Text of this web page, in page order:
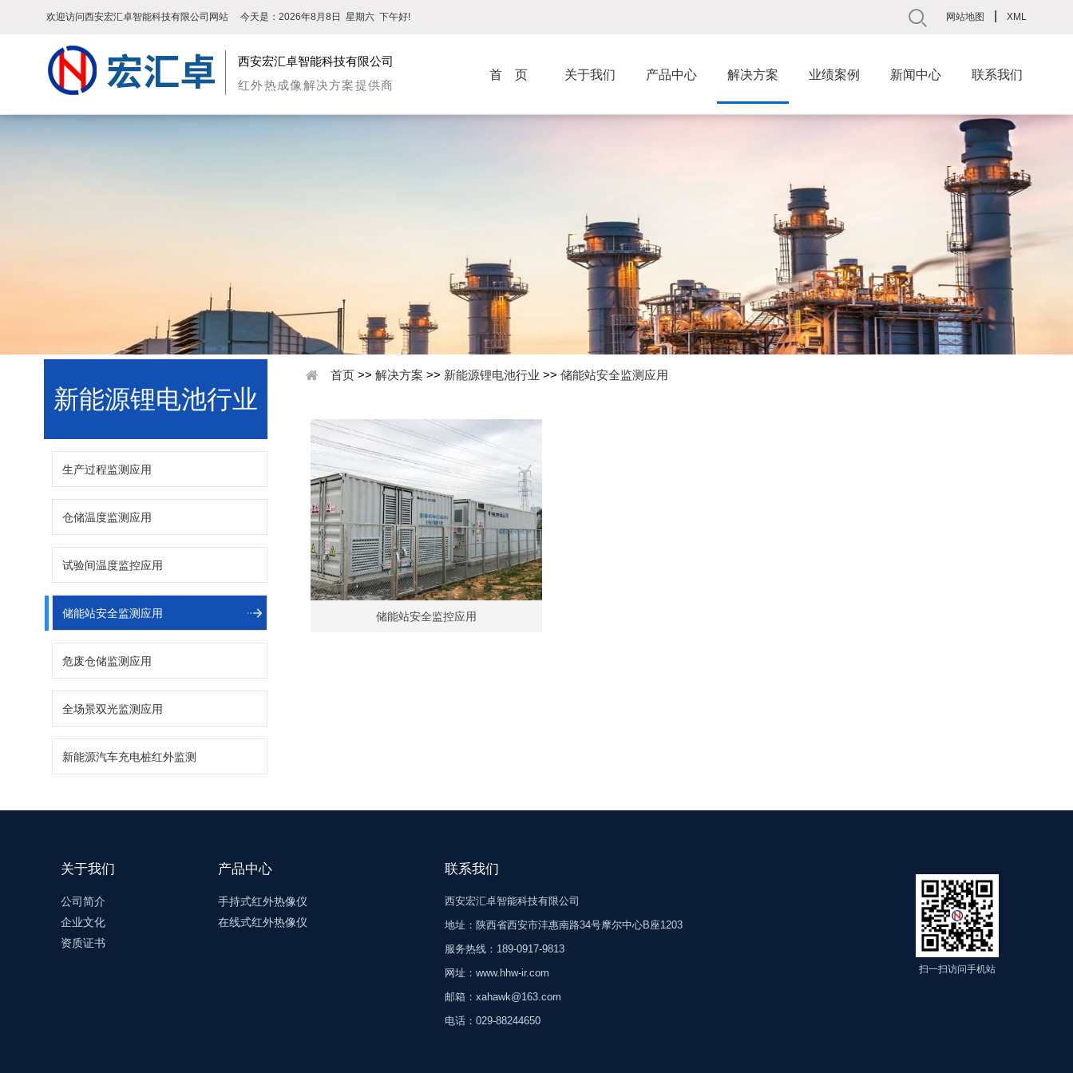
欢迎访问西安宏汇卓智能科技有限公司网站 今天是： 2026年8月8日 星期六 下午好! 网站地图 XML
西安宏汇卓智能科技有限公司
红外热成像解决方案提供商
首 页 关于我们 产品中心 解决方案 业绩案例 新闻中心 联系我们
新能源锂电池行业
生产过程监测应用
仓储温度监测应用
试验间温度监控应用
储能站安全监测应用
危废仓储监测应用
全场景双光监测应用
新能源汽车充电桩红外监测
首页 >> 解决方案 >> 新能源锂电池行业 >> 储能站安全监测应用
储能站安全监控应用
扫一扫访问手机站
关于我们
公司简介
企业文化
资质证书
产品中心
手持式红外热像仪
在线式红外热像仪
联系我们
西安宏汇卓智能科技有限公司
地址：陕西省西安市沣惠南路34号摩尔中心B座1203
服务热线：189-0917-9813
网址：www.hhw-ir.com
邮箱：xahawk@163.com
电话：029-88244650